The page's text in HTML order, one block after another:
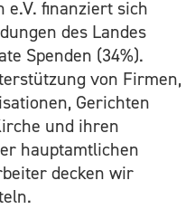
e.V. finanziert sich
des Landes
Spenden (34%).
von Firmen,
Gerichten
und ihren
hauptamtlichen
decken wir